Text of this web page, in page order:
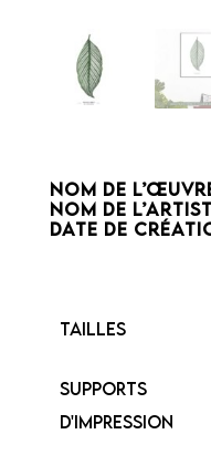
NOM DE
NOM DE
DATE DE
Tailles
Supports
d'impression